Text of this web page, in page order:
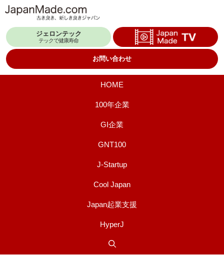
テ
ジェロンテック
テックで健康寿命
お問い合わせ
HOME
100年企業
GI企業
GNT100
J-Startup
Cool Japan
Japan起業支援
HyperJ